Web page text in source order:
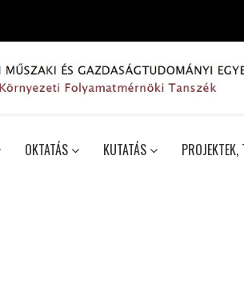
OKTATÁS KUTATÁS